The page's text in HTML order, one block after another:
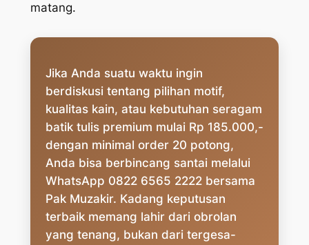
matang.
Jika Anda suatu waktu ingin
berdiskusi tentang pilihan motif,
kualitas kain, atau kebutuhan seragam
batik tulis premium mulai Rp 185.000,-
dengan minimal order 20 potong,
Anda bisa berbincang santai melalui
WhatsApp 0822 6565 2222 bersama
Pak Muzakir. Kadang keputusan
terbaik memang lahir dari obrolan
yang tenang, bukan dari tergesa-